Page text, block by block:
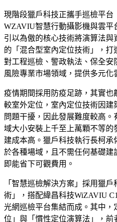
現階段獵戶科技正攜手巡檢平
WZAVIU智慧行動攝影機與雲平
引以為傲的核心技術將演算法與
的「混合型室內定位技術」，
對工程巡檢、警政執法、保全
風險專業市場領域，提供多元化
疫情期間採用防疫足跡，其實也
較室外定位，室內定位技術因
問題干擾，因此發展難度較高
域大小安裝上千至上萬顆不等
建成本高。獵戶科技執行長柯承
於各種場域，且不需任何基礎
即能省下可觀費用。
「智慧巡檢解決方案」採用獵
術」，搭配緯昌科技WiZAVIU
光網巡檢平台集結而成。其中，
位」與「慣性定位演算法」，前